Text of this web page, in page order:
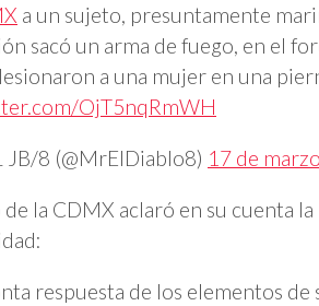
a un sujeto, presuntamente
sacó un arma de fuego, en el
a una mujer en una
OjT5nqRmWH
JB/8 (@MrElDiablo8) 17 de
la CDMX aclaró en su cuenta
respuesta de los elementos